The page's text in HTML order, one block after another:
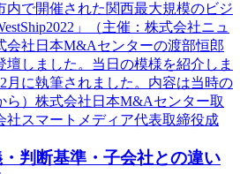
内で開催された関西最大規模のビジ
」（主催：株式会社ニュ
会社日本M&Aセンターの渡部恒郎
壇しました。当日の模様を紹介しま
月に執筆されました。内容は当時の
ら）株式会社日本M&Aセンター取
社スマートメディア代表取締役成
判断基準・子会社との違い